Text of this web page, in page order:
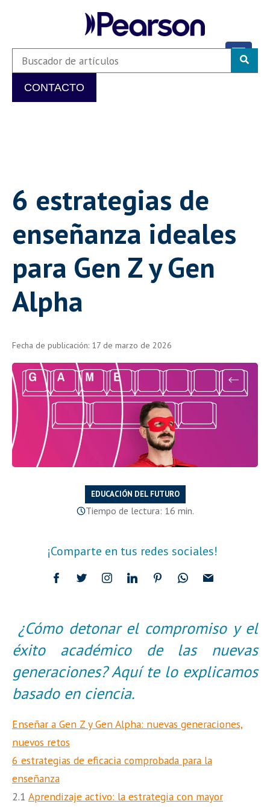
CONTACTO
6 estrategias de
enseñanza ideales
para Gen Z y Gen
Alpha
Fecha de publicación: 17 de marzo de 2026
EDUCACIÓN DEL FUTURO
Tiempo de lectura: 16 min.
¡Comparte en tus redes sociales!
¿Cómo detonar el compromiso y el
éxito académico de las nuevas
generaciones? Aquí te lo explicamos
basado en ciencia.
Enseñar a Gen Z y Gen Alpha: nuevas generaciones,
nuevos retos
6 estrategias de eficacia comprobada para la
enseñanza
2.1 Aprendizaje activo: la estrategia con mayor